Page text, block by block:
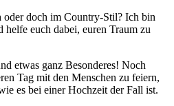
oder doch im Country-Stil? Ich bin
helfe euch dabei, euren Traum zu
etwas ganz Besonderes! Noch
Tag mit den Menschen zu feiern,
es bei einer Hochzeit der Fall ist.